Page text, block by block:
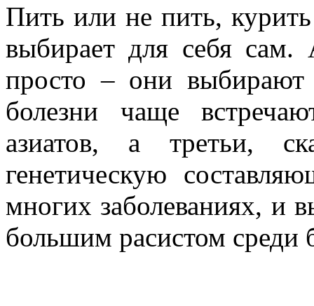
Пить или не пить,
выбирает для себя
просто – они
болезни чаще
азиатов, а третьи,
генетическую
многих заболеваниях, и
большим расистом среди